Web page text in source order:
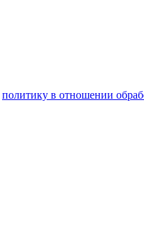
политику в отношении